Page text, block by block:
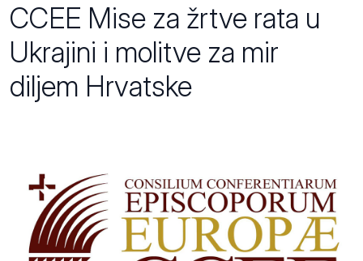
CCEE Mise za žrtve rata u
Ukrajini i molitve za mir
diljem Hrvatske